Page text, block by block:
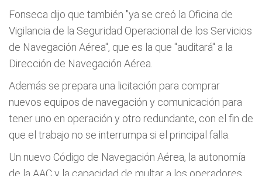
Fonseca dijo que también "ya se creó la Oficina de
Vigilancia de la Seguridad Operacional de los Servicios
de Navegación Aérea", que es la que "auditará" a la
Dirección de Navegación Aérea.
Además se prepara una licitación para comprar
nuevos equipos de navegación y comunicación para
tener uno en operación y otro redundante, con el fin de
que el trabajo no se interrumpa si el principal falla.
Un nuevo Código de Navegación Aérea, la autonomía
de la AAC y la capacidad de multar a los operadores